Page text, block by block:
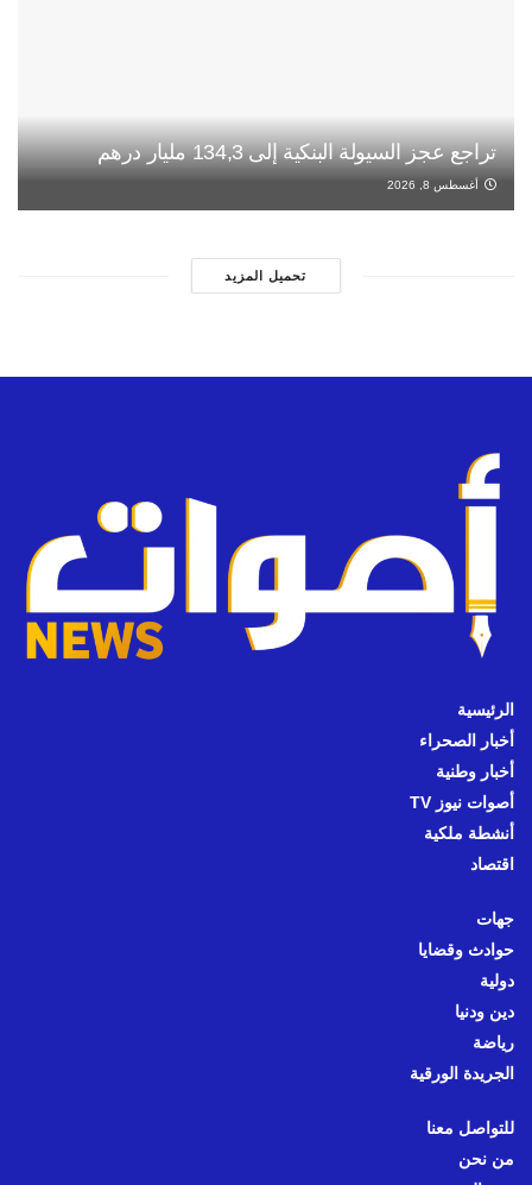
تراجع عجز السيولة البنكية إلى 134,3 مليار درهم
أغسطس 8, 2026
تحميل المزيد
الرئيسية
أخبار الصحراء
أخبار وطنية
أصوات نيوز TV
أنشطة ملكية
اقتصاد
جهات
حوادث وقضايا
دولية
دين ودنيا
رياضة
الجريدة الورقية
للتواصل معنا
من نحن